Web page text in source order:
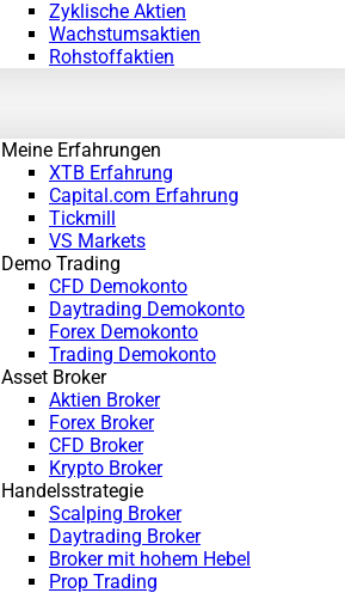
Zyklische Aktien
Wachstumsaktien
Rohstoffaktien
Meine Erfahrungen
XTB Erfahrung
Capital.com Erfahrung
Tickmill
VS Markets
Demo Trading
CFD Demokonto
Daytrading Demokonto
Forex Demokonto
Trading Demokonto
Asset Broker
Aktien Broker
Forex Broker
CFD Broker
Krypto Broker
Handelsstrategie
Scalping Broker
Daytrading Broker
Broker mit hohem Hebel
Prop Trading